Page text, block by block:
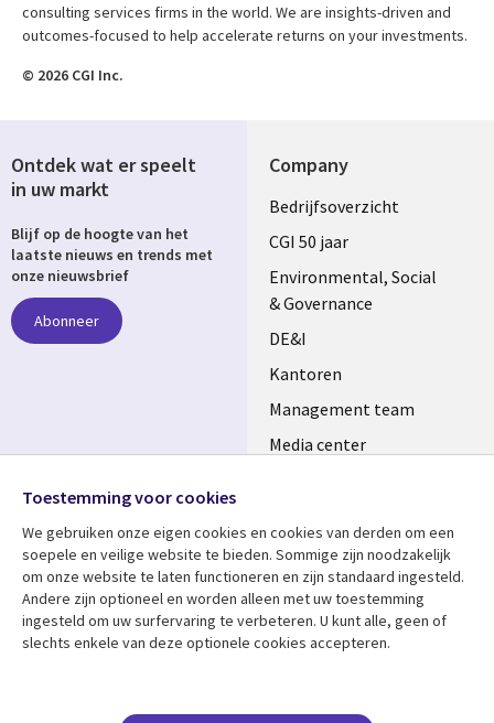
consulting services firms in the world. We are insights-driven and
outcomes-focused to help accelerate returns on your investments.
© 2026 CGI Inc.
Company
Useful
links
NETHERLANDS
Bedrijfsoverzicht
CGI 50 jaar
Environmental, Social
& Governance
DE&I
Kantoren
Management team
Media center
Bekijk meer
Library
Artikelen
Support
Legal
Disclaimer
Ontdek wat er speelt
in uw markt
Blijf op de hoogte van het
laatste nieuws en trends met
onze nieuwsbrief
Abonneer
Media
NETHERLANDS
Toestemming voor cookies
We gebruiken onze eigen cookies en cookies van derden om een ​​
soepele en veilige website te bieden. Sommige zijn noodzakelijk
om onze website te laten functioneren en zijn standaard ingesteld.
Andere zijn optioneel en worden alleen met uw toestemming
ingesteld om uw surfervaring te verbeteren. U kunt alle, geen of
slechts enkele van deze optionele cookies accepteren.